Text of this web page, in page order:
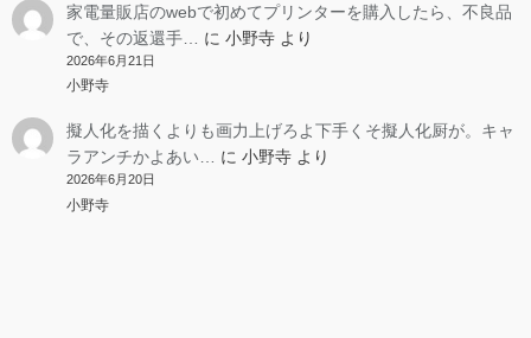
家電量販店のwebで初めてプリンターを購入したら、不良品
で、その返還手…
に 小野寺より
2026年6月21日
小野寺
擬人化を描くよりも画力上げろよ下手くそ擬人化厨が。キャ
ラアンチかよあい…
に 小野寺より
2026年6月20日
小野寺